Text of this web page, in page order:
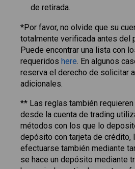
de retirada.
*Por favor, no olvide que su
totalmente verificada antes del
Puede encontrar una lista con
requeridos here. En algunos
reserva el derecho de solicitar
adicionales.
** Las reglas también
desde la cuenta de trading
métodos con los que lo
depósito con tarjeta de crédito,
efectuarse también mediante
se hace un depósito mediante